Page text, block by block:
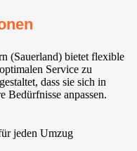
(Sauerland) bietet flexible
Service zu
dass sie sich in
Bedürfnisse anpassen.